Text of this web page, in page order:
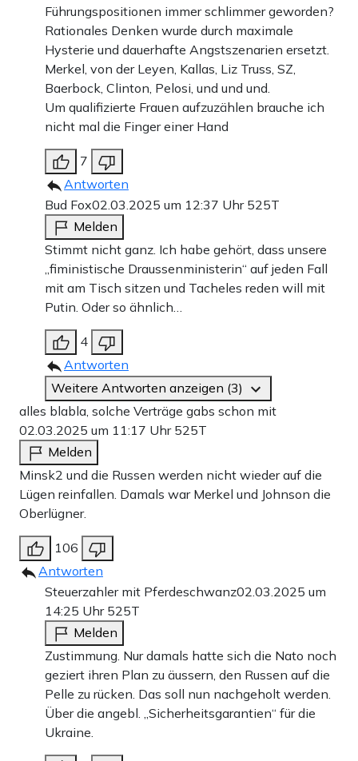
Führungspositionen immer schlimmer geworden?
Rationales Denken wurde durch maximale
Hysterie und dauerhafte Angstszenarien ersetzt.
Merkel, von der Leyen, Kallas, Liz Truss, SZ,
Baerbock, Clinton, Pelosi, und und und.
Um qualifizierte Frauen aufzuzählen brauche ich
nicht mal die Finger einer Hand
7
Antworten
Bud Fox02.03.2025 um 12:37 Uhr 525T
Melden
Stimmt nicht ganz. Ich habe gehört, dass unsere
„fiministische Draussenministerin“ auf jeden Fall
mit am Tisch sitzen und Tacheles reden will mit
Putin. Oder so ähnlich…
4
Antworten
Weitere Antworten anzeigen (3)
alles blabla, solche Verträge gabs schon mit
02.03.2025 um 11:17 Uhr 525T
Melden
Minsk2 und die Russen werden nicht wieder auf die
Lügen reinfallen. Damals war Merkel und Johnson die
Oberlügner.
106
Antworten
Steuerzahler mit Pferdeschwanz02.03.2025 um
14:25 Uhr 525T
Melden
Zustimmung. Nur damals hatte sich die Nato noch
geziert ihren Plan zu äussern, den Russen auf die
Pelle zu rücken. Das soll nun nachgeholt werden.
Über die angebl. „Sicherheitsgarantien“ für die
Ukraine.